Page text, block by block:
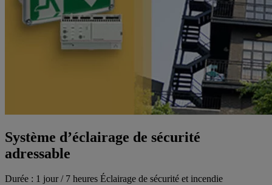
Système d’éclairage de sécurité
adressable
Durée : 1 jour / 7 heures Éclairage de sécurité et incendie